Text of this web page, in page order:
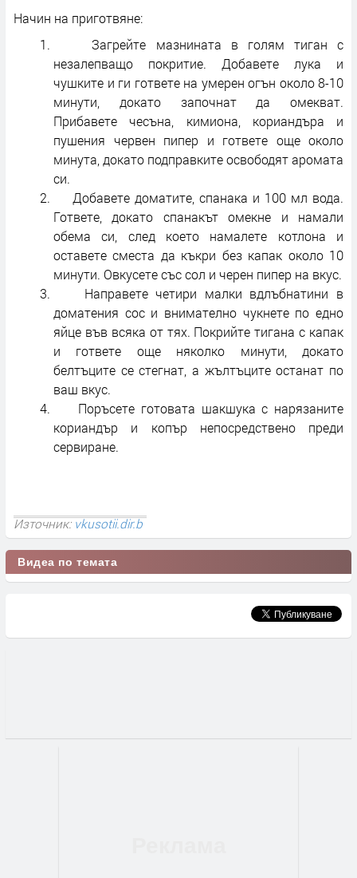
Начин на приготвяне:
Загрейте мазнината в голям тиган с
незалепващо покритие. Добавете лука и
чушките и ги гответе на умерен огън около 8-10
минути, докато започнат да омекват.
Прибавете чесъна, кимиона, кориандъра и
пушения червен пипер и гответе още около
минута, докато подправките освободят аромата
си.
Добавете доматите, спанака и 100 мл вода.
Гответе, докато спанакът омекне и намали
обема си, след което намалете котлона и
оставете сместа да къкри без капак около 10
минути. Овкусете със сол и черен пипер на вкус.
Направете четири малки вдлъбнатини в
доматения сос и внимателно чукнете по едно
яйце във всяка от тях. Покрийте тигана с капак
и гответе още няколко минути, докато
белтъците се стегнат, а жълтъците останат по
ваш вкус.
Поръсете готовата шакшука с нарязаните
кориандър и копър непосредствено преди
сервиране.
Източник:vkusotii.dir.b
Видеа по темата